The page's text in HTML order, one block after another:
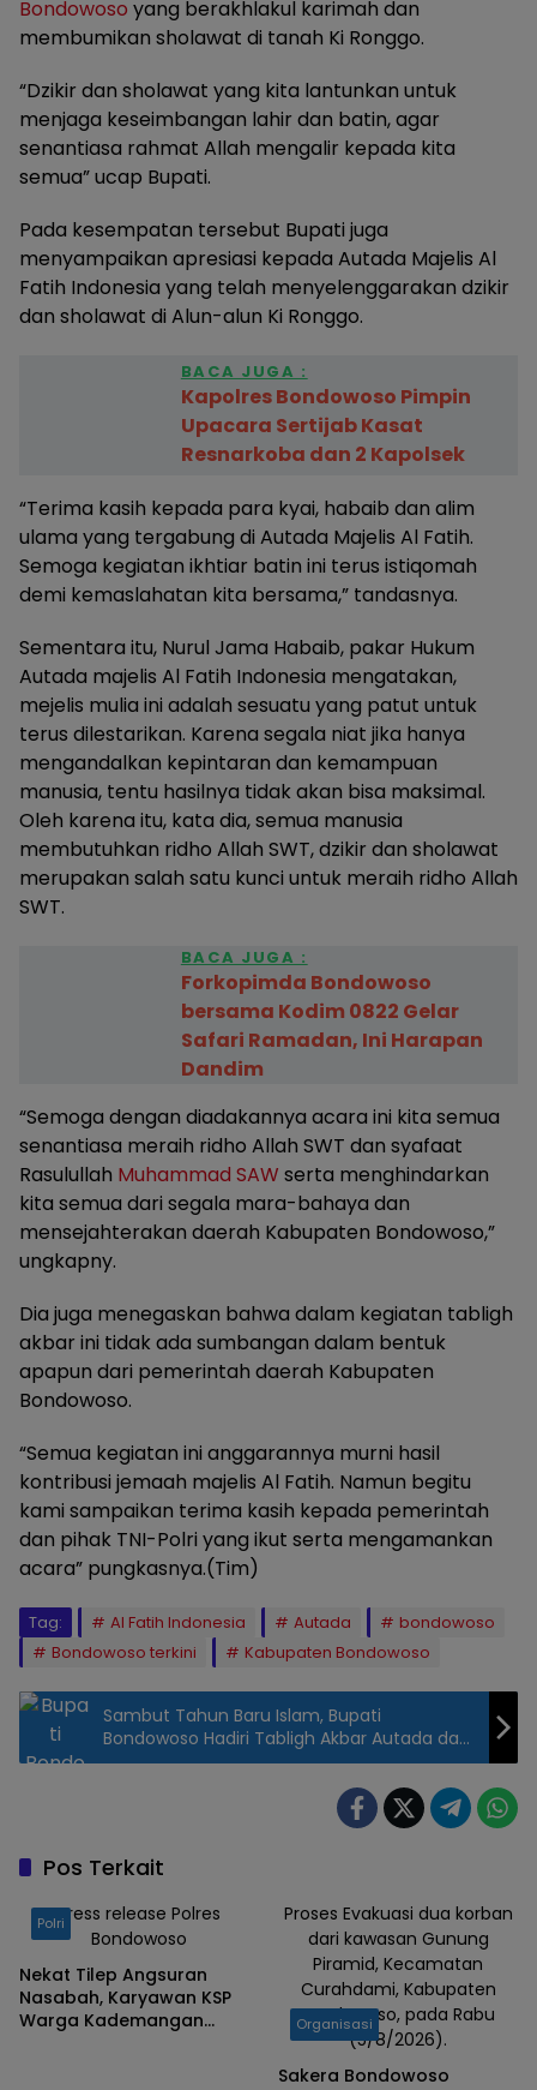
Bondowoso yang berakhlakul karimah dan
membumikan sholawat di tanah Ki Ronggo.
“Dzikir dan sholawat yang kita lantunkan untuk
menjaga keseimbangan lahir dan batin, agar
senantiasa rahmat Allah mengalir kepada kita
semua” ucap Bupati.
Pada kesempatan tersebut Bupati juga
menyampaikan apresiasi kepada Autada Majelis Al
Fatih Indonesia yang telah menyelenggarakan dzikir
dan sholawat di Alun-alun Ki Ronggo.
BACA JUGA :
Kapolres Bondowoso Pimpin
Upacara Sertijab Kasat
Resnarkoba dan 2 Kapolsek
“Terima kasih kepada para kyai, habaib dan alim
ulama yang tergabung di Autada Majelis Al Fatih.
Semoga kegiatan ikhtiar batin ini terus istiqomah
demi kemaslahatan kita bersama,” tandasnya.
Sementara itu, Nurul Jama Habaib, pakar Hukum
Autada majelis Al Fatih Indonesia mengatakan,
mejelis mulia ini adalah sesuatu yang patut untuk
terus dilestarikan. Karena segala niat jika hanya
mengandalkan kepintaran dan kemampuan
manusia, tentu hasilnya tidak akan bisa maksimal.
Oleh karena itu, kata dia, semua manusia
membutuhkan ridho Allah SWT, dzikir dan sholawat
merupakan salah satu kunci untuk meraih ridho Allah
SWT.
BACA JUGA :
Forkopimda Bondowoso
bersama Kodim 0822 Gelar
Safari Ramadan, Ini Harapan
Dandim
“Semoga dengan diadakannya acara ini kita semua
senantiasa meraih ridho Allah SWT dan syafaat
Rasulullah Muhammad SAW serta menghindarkan
kita semua dari segala mara-bahaya dan
mensejahterakan daerah Kabupaten Bondowoso,”
ungkapny.
Dia juga menegaskan bahwa dalam kegiatan tabligh
akbar ini tidak ada sumbangan dalam bentuk
apapun dari pemerintah daerah Kabupaten
Bondowoso.
“Semua kegiatan ini anggarannya murni hasil
kontribusi jemaah majelis Al Fatih. Namun begitu
kami sampaikan terima kasih kepada pemerintah
dan pihak TNI-Polri yang ikut serta mengamankan
acara” pungkasnya.(Tim)
Tag: Al Fatih Indonesia Autada
bondowoso
Bondowoso terkini
Kabupaten Bondowoso
Sambut Tahun Baru Islam, Bupati
Bondowoso Hadiri Tabligh Akbar Autada dan
Al Fatih Indonesia
Pos Terkait
Press release Polres
Bondowoso
Polri
Nekat Tilep Angsuran
Nasabah, Karyawan KSP
Warga Kademangan
Proses Evakuasi dua korban
dari kawasan Gunung
Piramid, Kecamatan
Curahdami, Kabupaten
Bondowoso, pada Rabu
(5/8/2026).
Organisasi
Sakera Bondowoso